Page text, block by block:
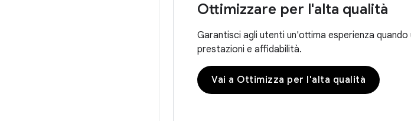
Ottimizzare per l'alta qualità
Garantisci agli utenti un'ottima esperienza
prestazioni e affidabilità.
Vai a Ottimizza per l'alta qualità